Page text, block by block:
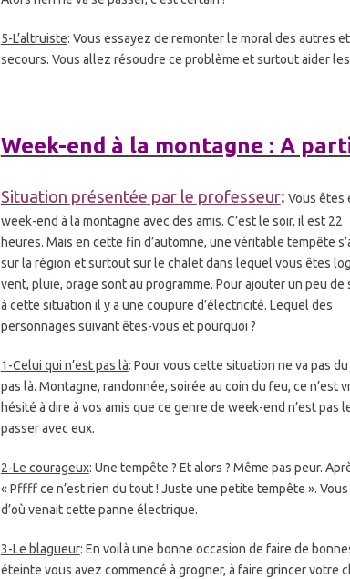
5-L’altruiste: Vous essayez de remonter le moral des autres
secours. Vous allez résoudre ce problème et surtout aider
Week-end à la montagne : A
Situation présentée par le professeur: Vous êtes
week-end à la montagne avec des amis. C’est le soir, il est 22
heures. Mais en cette fin d’automne, une véritable tempête
sur la région et surtout sur le chalet dans lequel vous êtes
vent, pluie, orage sont au programme. Pour ajouter un peu de
à cette situation il y a une coupure d’électricité. Lequel des
personnages suivant êtes-vous et pourquoi ?
1-Celui qui n’est pas là: Pour vous cette situation ne va pas
pas là. Montagne, randonnée, soirée au coin du feu, ce n’est
hésité à dire à vos amis que ce genre de week-end n’est
passer avec eux.
2-Le courageux: Une tempête ? Et alors ? Même pas peur.
« Pffff ce n’est rien du tout ! Juste une petite tempête ».
d’où venait cette panne électrique.
3-Le blagueur: En voilà une bonne occasion de faire de
éteinte vous avez commencé à grogner, à faire grincer votre